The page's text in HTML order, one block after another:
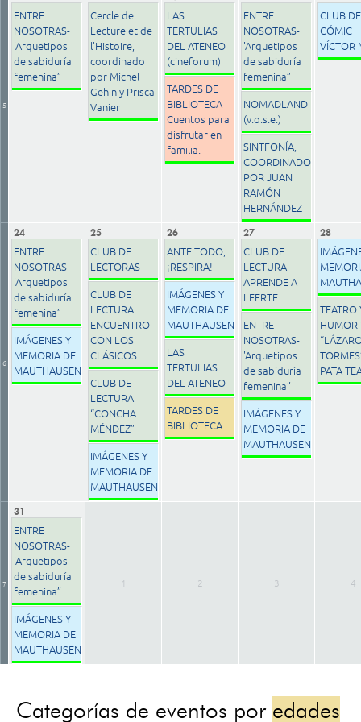
5
ENTRE
NOSOTRAS-
'Arquetipos
de sabiduría
femenina”
Cercle de
Lecture et de
l’Histoire,
coordinado
por Michel
Gehin y Prisca
Vanier
LAS
TERTULIAS
DEL ATENEO
(cineforum)
TARDES DE
BIBLIOTECA
Cuentos para
disfrutar en
familia.
ENTRE
NOSOTRAS-
'Arquetipos
de sabiduría
femenina”
NOMADLAND
(v.o.s.e.)
SINTFONÍA,
COORDINADO
POR JUAN
RAMÓN
HERNÁNDEZ
CLUB
CÓMIC
VÍCTOR
6
24
ENTRE
NOSOTRAS-
'Arquetipos
de sabiduría
femenina”
IMÁGENES Y
MEMORIA DE
MAUTHAUSEN
25
CLUB DE
LECTORAS
CLUB DE
LECTURA
ENCUENTRO
CON LOS
CLÁSICOS
CLUB DE
LECTURA
“CONCHA
MÉNDEZ”
IMÁGENES Y
MEMORIA DE
MAUTHAUSEN
26
ANTE TODO,
¡RESPIRA!
IMÁGENES Y
MEMORIA DE
MAUTHAUSEN
LAS
TERTULIAS
DEL ATENEO
TARDES DE
BIBLIOTECA
27
CLUB DE
LECTURA
APRENDE A
LEERTE
ENTRE
NOSOTRAS-
'Arquetipos
de sabiduría
femenina”
IMÁGENES Y
MEMORIA DE
MAUTHAUSEN
28
TEATRO
HUMOR
PATA
7
31
ENTRE
NOSOTRAS-
'Arquetipos
de sabiduría
femenina”
IMÁGENES Y
MEMORIA DE
MAUTHAUSEN
1 2 3 4
Categorías de eventos por edades